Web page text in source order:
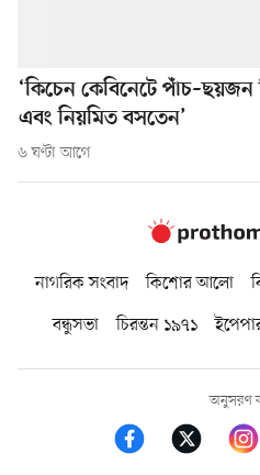
‘কিচেন কেবিনেটে
এবং নিয়মিত বসতেন’
৬ ঘণ্টা আগে
নাগরিক সংবাদ কিশোর আলো
বন্ধুসভা
চিরন্তন ১৯৭১
অনুসরণ